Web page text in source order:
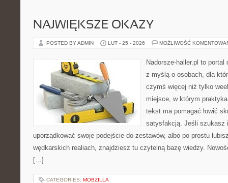
NAJWIĘKSZE OKAZY
POSTED BY ADMIN LUT - 25 - 2026 MOŻLIWOŚĆ
Nadorsze-haller.pl to portal
z myślą o osobach, dla
czymś więcej niż tylko
miejsce, w którym
tekst ma pomagać łowić
satysfakcją. Jeśli szukasz
uporządkować swoje podejście do zestawów, albo po prostu
wędkarskich realiach, znajdziesz tu czytelną bazę wiedzy.
[…]
CATEGORIES: MOBZILLA